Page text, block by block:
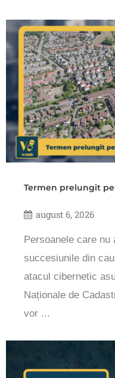
Termen prelungit
august 6, 2026
Persoanele care
succesiunile din
atacul cibernetic
Naționale de
vor ...